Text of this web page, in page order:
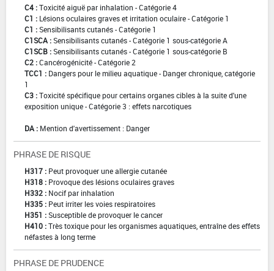
C4 :Toxicité aiguë par inhalation - Catégorie 4
C1 : Lésions oculaires graves et irritation oculaire - Catégorie 1
C1 :Sensibilisants cutanés - Catégorie 1
C1SCA :Sensibilisants cutanés - Catégorie 1 sous-catégorie A
C1SCB :Sensibilisants cutanés - Catégorie 1 sous-catégorie B
C2 :Cancérogénicité - Catégorie 2
TCC1 : Dangers pour le milieu aquatique - Danger chronique, catégorie
1
C3 :Toxicité spécifique pour certains organes cibles à la suite d'une
exposition unique - Catégorie 3 : effets narcotiques
DA : Mention d'avertissement : Danger
PHRASE DE RISQUE
H317 : Peut provoquer une allergie cutanée
H318 : Provoque des lésions oculaires graves
H332 : Nocif par inhalation
H335 : Peut irriter les voies respiratoires
H351 :Susceptible de provoquer le cancer
H410 :Très toxique pour les organismes aquatiques, entraîne des effets
néfastes à long terme
PHRASE DE PRUDENCE